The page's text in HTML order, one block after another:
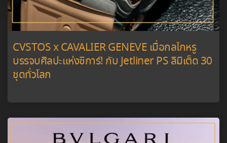
CVSTOS x CAVALIER GENEVE เมื่อกลไกหรู
บรรจบศิลปะแห่งซิการ์! กับ Jetliner PS ลิมิเต็ด 30
ชุดทั่วโลก